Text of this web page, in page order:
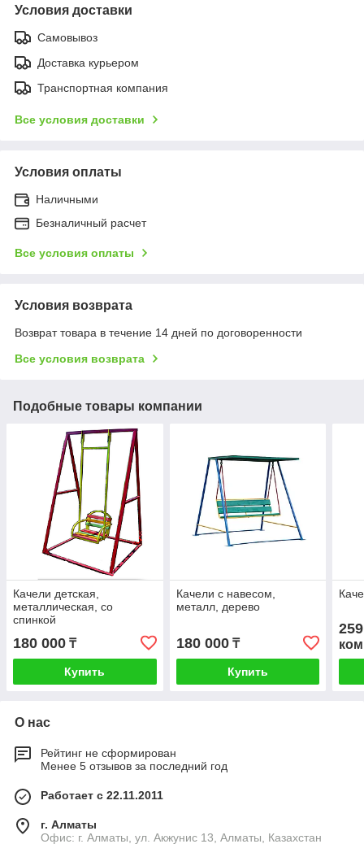
Условия доставки
Самовывоз
Доставка курьером
Транспортная компания
Все условия доставки
Условия оплаты
Наличными
Безналичный расчет
Все условия оплаты
Условия возврата
Возврат товара в течение 14 дней по договоренности
Все условия возврата
Подобные товары компании
Качели детская,
металлическая, со
спинкой
180 000 ₸
Купить
Качели с навесом,
металл, дерево
180 000₸
Купить
О нас
Рейтинг не сформирован
Менее 5 отзывов за последний год
Работает с 22.11.2011
г. Алматы
Офис: г. Алматы, ул. Акжунис 13, Алматы, Казахстан